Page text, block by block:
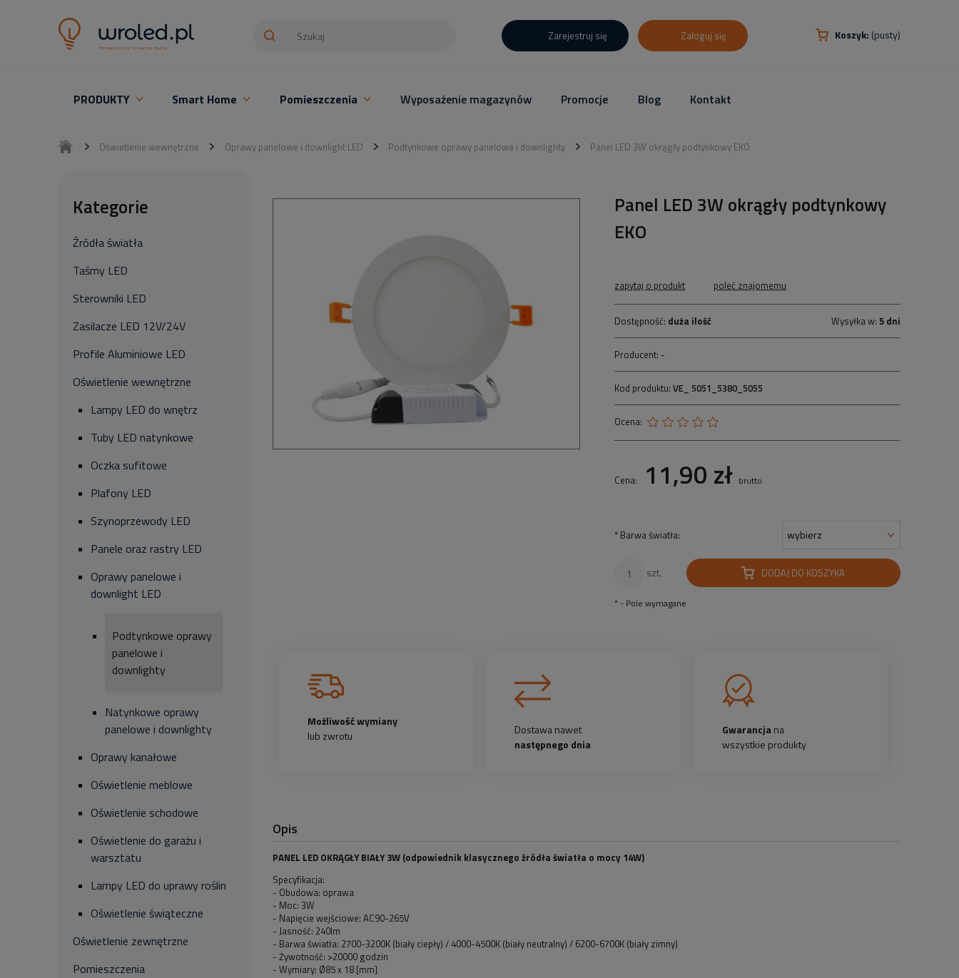
Koszyk: (pusty)
Zarejestruj się Zaloguj się
PRODUKTY Smart Home Pomieszczenia Wyposażenie magazynów Promocje Blog Kontakt
Oświetlenie wewnętrzne Oprawy panelowe i downlight LED Podtynkowe oprawy panelowe i downlighty Panel LED 3W okrągły podtynkowy EKO
Kategorie
Źródła światła
Taśmy LED
Sterowniki LED
Zasilacze LED 12V/24V
Profile Aluminiowe LED
Oświetlenie wewnętrzne
Lampy LED do wnętrz
Tuby LED natynkowe
Oczka sufitowe
Plafony LED
Szynoprzewody LED
Panele oraz rastry LED
Oprawy panelowe i
downlight LED
Podtynkowe oprawy
panelowe i
downlighty
Natynkowe oprawy
panelowe i downlighty
Oprawy kanałowe
Oświetlenie meblowe
Oświetlenie schodowe
Oświetlenie do garażu i
warsztatu
Lampy LED do uprawy roślin
Oświetlenie świąteczne
Oświetlenie zewnętrzne
Pomieszczenia
Panel LED 3W okrągły podtynkowy
EKO
zapytaj o produkt poleć znajomemu
Dostępność: duża ilość Wysyłka w: 5 dni
Producent: -
Kod produktu: VE_ 5051_5380_5055
Ocena:
Cena: 11,90 zł brutto
* Barwa światła:
szt. DODAJ DO KOSZYKA
* - Pole wymagane
Możliwość wymiany
lub zwrotu
Dostawa nawet
następnego dnia
Gwarancjana
wszystkie produkty
Opis
PANEL LED OKRĄGŁY BIAŁY 3W (odpowiednik klasycznego źródła światła o mocy 14W)
Specyfikacja:
- Obudowa: oprawa
- Moc: 3W
- Napięcie wejściowe: AC90-265V
- Jasność: 240lm
- Barwa światła: 2700-3200K (biały ciepły) / 4000-4500K (biały neutralny) / 6200-6700K (biały zimny)
- Żywotność: >20000 godzin
- Wymiary: Ø85 x 18 [mm]